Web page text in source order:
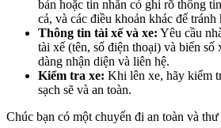
bản hoặc tin nhắn có ghi rõ thông
cả, và các điều khoản khác để tránh
Thông tin tài xế và xe: Yêu cầu
tài xế (tên, số điện thoại) và biển số
dàng nhận diện và liên hệ.
Kiểm tra xe: Khi lên xe, hãy kiểm
sạch sẽ và an toàn.
Chúc bạn có một chuyến đi an toàn và